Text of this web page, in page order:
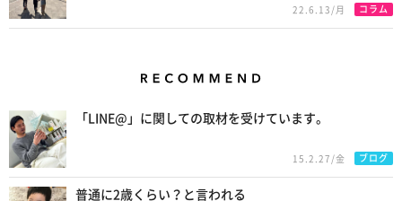
22.6.13/月 コラム
「LINE@」に関しての取材を受けています。
15.2.27/金 ブログ
普通に2歳くらい？と言われる